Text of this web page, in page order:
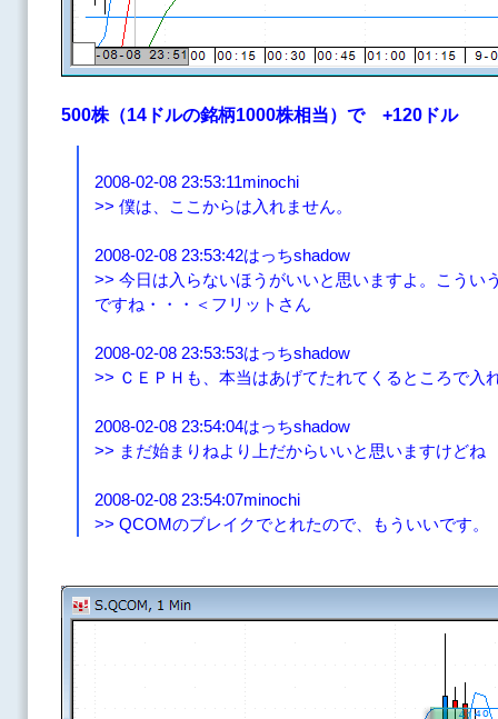
500株（14ドルの銘柄1000株相当）で +120ドル
2008-02-08 23:53:11minochi
>> 僕は、ここからは入れません。
2008-02-08 23:53:42はっちshadow
>> 今日は入らないほうがいいと思いますよ。こうい
ですね・・・＜フリットさん
2008-02-08 23:53:53はっちshadow
>> ＣＥＰＨも、本当はあげてたれてくるところで入
2008-02-08 23:54:04はっちshadow
>> まだ始まりねより上だからいいと思いますけどね
2008-02-08 23:54:07minochi
>> QCOMのブレイクでとれたので、もういいです。